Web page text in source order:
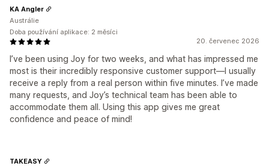
20. červenec 2026
I’ve been using Joy for two weeks, and what has impressed me
most is their incredibly responsive customer support—I usually
receive a reply from a real person within five minutes. I’ve made
many requests, and Joy’s technical team has been able to
accommodate them all. Using this app gives me great
confidence and peace of mind!
KA Angler
Austrálie
Doba používání aplikace: 2 měsíci
TAKEASY